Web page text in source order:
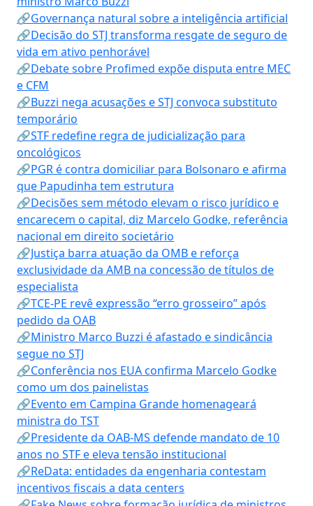
🔗Governança natural sobre a inteligência artificial
🔗Decisão do STJ transforma resgate de seguro de
vida em ativo penhorável
🔗Debate sobre Profimed expõe disputa entre MEC
e CFM
🔗Buzzi nega acusações e STJ convoca substituto
temporário
🔗STF redefine regra de judicialização para
oncológicos
🔗PGR é contra domiciliar para Bolsonaro e afirma
que Papudinha tem estrutura
🔗Decisões sem método elevam o risco jurídico e
encarecem o capital, diz Marcelo Godke, referência
nacional em direito societário
🔗Justiça barra atuação da OMB e reforça
exclusividade da AMB na concessão de títulos de
especialista
🔗TCE-PE revê expressão “erro grosseiro” após
pedido da OAB
🔗Ministro Marco Buzzi é afastado e sindicância
segue no STJ
🔗Conferência nos EUA confirma Marcelo Godke
como um dos painelistas
🔗Evento em Campina Grande homenageará
ministra do TST
🔗Presidente da OAB-MS defende mandato de 10
anos no STF e eleva tensão institucional
🔗ReData: entidades da engenharia contestam
incentivos fiscais a data centers